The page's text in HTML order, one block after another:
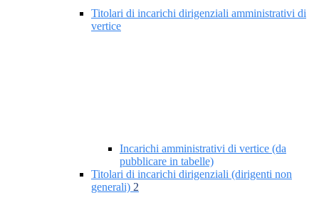
Titolari di incarichi dirigenziali amministrativi di
vertice
Incarichi amministrativi di vertice (da
pubblicare in tabelle)
Titolari di incarichi dirigenziali (dirigenti non
generali) 2